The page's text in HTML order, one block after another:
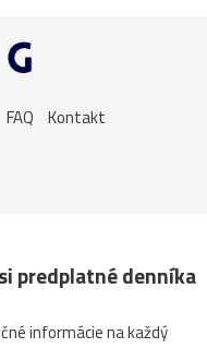
FAQ Kontakt
predplatné denníka
informácie na každý